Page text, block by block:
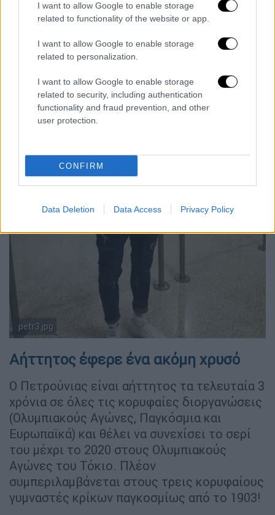
I want to allow Google to enable storage
related to functionality of the website or app.
I want to allow Google to enable storage
related to personalization.
I want to allow Google to enable storage
related to security, including authentication
functionality and fraud prevention, and other
user protection.
CONFIRM
Data Deletion Data Access Privacy Policy
petr3.jpg
Αήττητος έφερε ένα ακόμη χρυσό
Ο Πετρούνιας είναι αήττητος τα τελευταία 3
χρόνια σε όλες τις κορυφαίες διοργανώσεις
(Ολυµπιακούς Αγώνες, Παγκόσµια και
Ευρωπαϊκά) και θέλει να συνεχίσει το σερί
του µέχρι το 2020 στους Ολυµπιακούς
Αγώνες του Τόκιο. Πλέον
συμπεριλαμβάνεται στους τρεις κορυφαίους
γυµναστές κρίκων παγκοσµίως από το 1903!